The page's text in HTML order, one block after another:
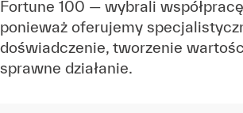
Fortune 100 — wybrali
ponieważ oferujemy
doświadczenie, tworzenie
sprawne działanie.